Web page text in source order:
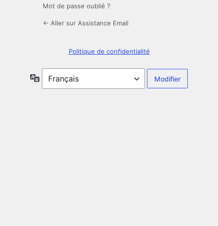
Mot de passe oublié ?
← Aller sur Assistance Email
Politique de confidentialité
Langue